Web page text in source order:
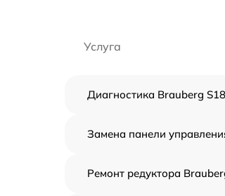
Услуга
Диагностика Brauberg
Замена панели
Ремонт редуктора